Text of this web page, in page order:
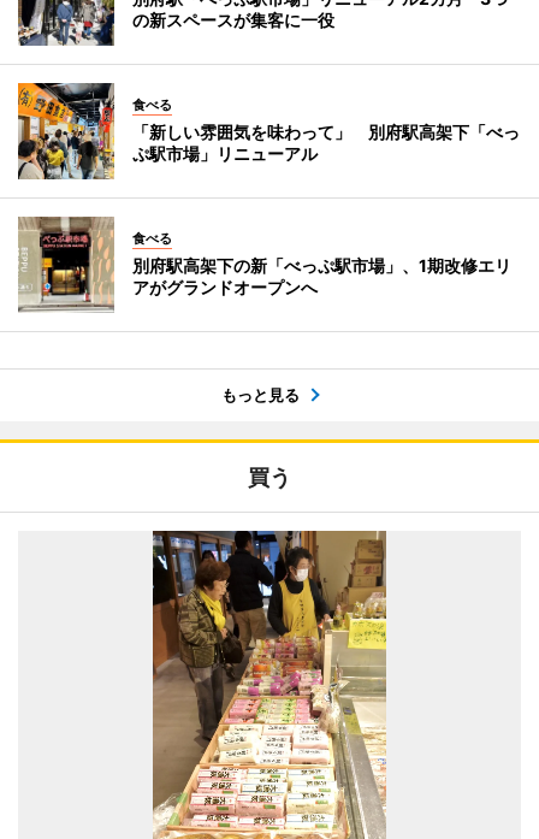
の新スペースが集客に一役
食べる
「新しい雰囲気を味わって」 別府駅高架下「べっ
ぷ駅市場」リニューアル
食べる
別府駅高架下の新「べっぷ駅市場」、1期改修エリ
アがグランドオープンへ
もっと見る
買う